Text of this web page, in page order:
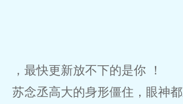
，最快更新放不下的是你 ！
苏念丞高大的身形僵住，眼神都